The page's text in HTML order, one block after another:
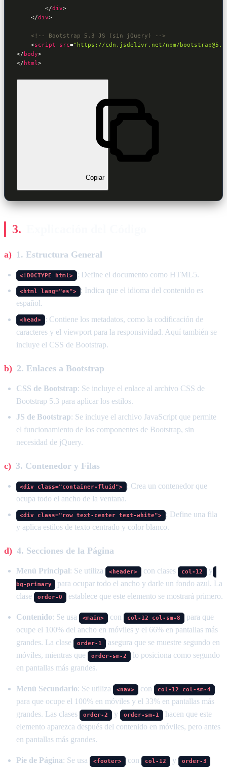
</div>
</div>
<!-- Bootstrap 5.3 JS (sin jQuery) -->
<script src="https://cdn.jsdelivr.net/npm/
</body>
</html>
Copiar
1. Estructura General
<!DOCTYPE html> : Define el documento como HTML5.
<html lang="es"> : Indica que el idioma del contenido es
español.
<head> : Contiene los metadatos, como la codificación de
caracteres y el viewport para la responsividad. Aquí también se
incluye el CSS de Bootstrap.
2. Enlaces a Bootstrap
CSS de Bootstrap: Se incluye el enlace al archivo CSS de
Bootstrap 5.3 para aplicar los estilos.
JS de Bootstrap: Se incluye el archivo JavaScript que permite
el funcionamiento de los componentes de Bootstrap, sin
necesidad de jQuery.
3. Contenedor y Filas
<div class="container-fluid"> : Crea un contenedor que
ocupa todo el ancho de la ventana.
<div class="row text-center text-white"> : Define una fila
y aplica estilos de texto centrado y color blanco.
4. Secciones de la Página
Menú Principal: Se utiliza <header> con clases col-12 y
bg-primary
para ocupar todo el ancho y darle un fondo azul. La
clase
order-0 establece que este elemento se mostrará primero.
Contenido: Se usa <main> con col-12 col-sm-8
para que
ocupe el 100% del ancho en móviles y el 66% en pantallas más
grandes. La clase
order-1
asegura que se muestre segundo en
móviles, mientras que
order-sm-2
lo posiciona como segundo
en pantallas más grandes.
Menú Secundario: Se utiliza <nav> con col-12 col-sm-4
para que ocupe el 100% en móviles y el 33% en pantallas más
grandes. Las clases
order-2 y order-sm-1
hacen que este
elemento aparezca después del contenido en móviles, pero antes
en pantallas más grandes.
Pie de Página: Se usa <footer> con col-12 y order-3